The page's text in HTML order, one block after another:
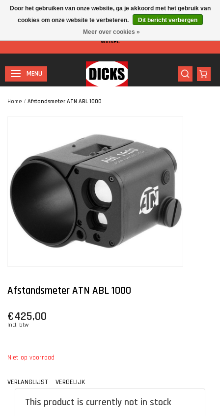
Let op: I.v.m. de zomervakantie is er minder personeel aanwezig in de
winkel.
MENU
Home / Afstandsmeter ATN ABL 1000
Afstandsmeter ATN ABL 1000
€425,00
Incl. btw
Niet op voorraad
VERLANGLIJST VERGELIJK
This product is currently not in stock
Door het gebruiken van onze website, ga je akkoord met het gebruik van
cookies om onze website te verbeteren.
Dit bericht verbergen
Meer over cookies »